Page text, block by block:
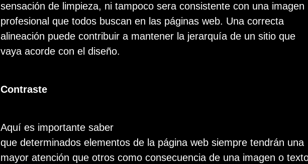
sensación de limpieza, ni tampoco sera consistente con una imagen
profesional que todos buscan en las páginas web. Una correcta
alineación puede contribuir a mantener la jerarquía de un sitio que
vaya acorde con el diseño.
Contraste
Aquí es importante saber
que determinados elementos de la página web siempre tendrán una
mayor atención que otros como consecuencia de una imagen o